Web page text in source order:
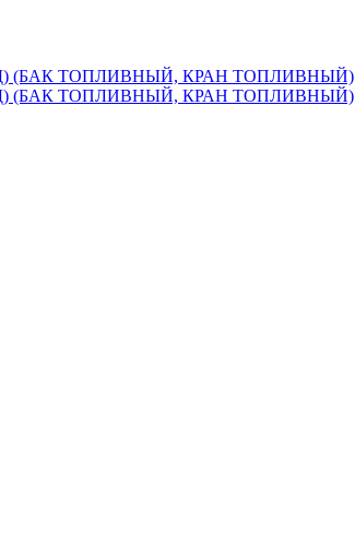
(БАК ТОПЛИВНЫЙ, КРАН ТОПЛИВНЫЙ)
(БАК ТОПЛИВНЫЙ, КРАН ТОПЛИВНЫЙ)